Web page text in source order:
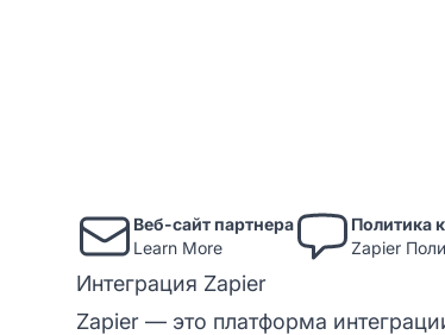
Веб-сайт партнера
Learn More
Политика
Zapier
Интеграция Zapier
Zapier — это платформа